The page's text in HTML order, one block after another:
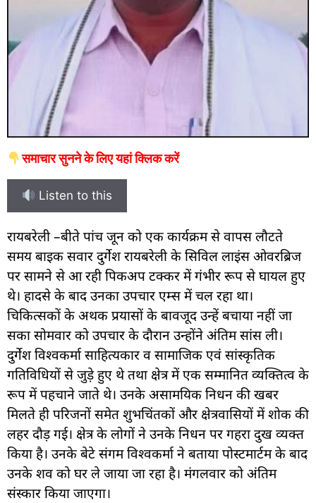
समाचार सुनने के लिए यहां क्लिक करें
Listen to this
रायबरेली –बीते पांच जून को एक कार्यक्रम से वापस लौटते
समय बाइक सवार दुर्गेश रायबरेली के सिविल लाइंस ओवरब्रिज
पर सामने से आ रही पिकअप टक्कर में गंभीर रूप से घायल हुए
थे। हादसे के बाद उनका उपचार एम्स में चल रहा था।
चिकित्सकों के अथक प्रयासों के बावजूद उन्हें बचाया नहीं जा
सका सोमवार को उपचार के दौरान उन्होंने अंतिम सांस ली।
दुर्गेश विश्वकर्मा साहित्यकार व सामाजिक एवं सांस्कृतिक
गतिविधियों से जुड़े हुए थे तथा क्षेत्र में एक सम्मानित व्यक्तित्व के
रूप में पहचाने जाते थे। उनके असामयिक निधन की खबर
मिलते ही परिजनों समेत शुभचिंतकों और क्षेत्रवासियों में शोक की
लहर दौड़ गई। क्षेत्र के लोगों ने उनके निधन पर गहरा दुख व्यक्त
किया है। उनके बेटे संगम विश्वकर्मा ने बताया पोस्टमार्टम के बाद
उनके शव को घर ले जाया जा रहा है। मंगलवार को अंतिम
संस्कार किया जाएगा।